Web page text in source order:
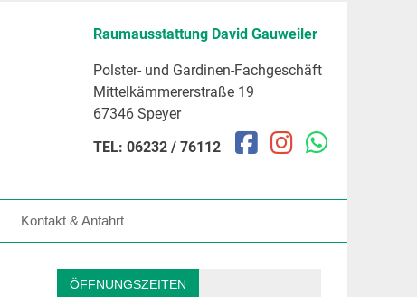
Raumausstattung David Gauweiler
Polster- und Gardinen-Fachgeschäft
Mittelkämmererstraße 19
67346 Speyer
TEL: 06232 / 76112
Kontakt & Anfahrt
ÖFFNUNGSZEITEN